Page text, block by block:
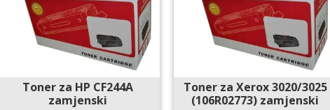
Toner za HP CF244A
zamjenski
Toner za Xerox 3020/3025
(106R02773) zamjenski